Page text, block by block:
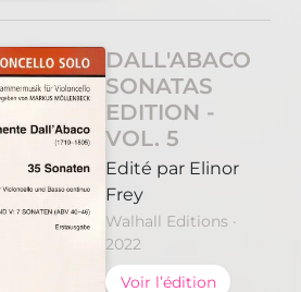
DALL'ABACO
SONATAS
EDITION -
VOL. 5
Edité par Elinor
Frey
Walhall Editions ·
2022
Voir l’édition